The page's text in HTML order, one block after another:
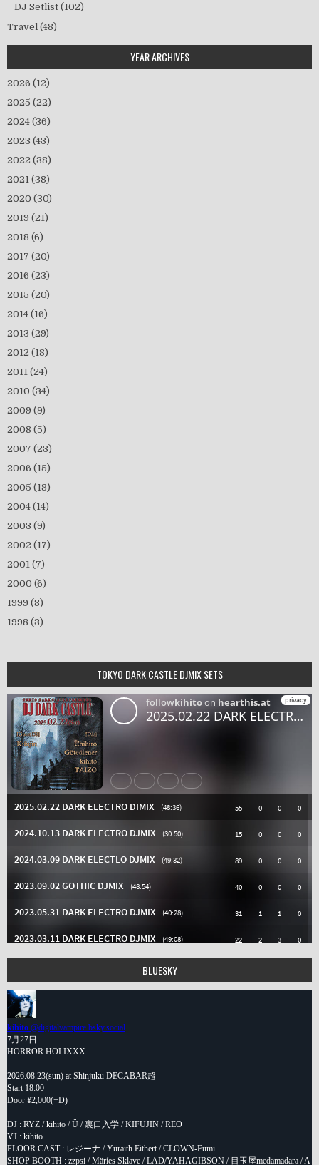
DJ Setlist (102)
Travel (48)
YEAR ARCHIVES
2026 (12)
2025 (22)
2024 (36)
2023 (43)
2022 (38)
2021 (38)
2020 (30)
2019 (21)
2018 (6)
2017 (20)
2016 (23)
2015 (20)
2014 (16)
2013 (29)
2012 (18)
2011 (24)
2010 (34)
2009 (9)
2008 (5)
2007 (23)
2006 (15)
2005 (18)
2004 (14)
2003 (9)
2002 (17)
2001 (7)
2000 (6)
1999 (8)
1998 (3)
TOKYO DARK CASTLE DJMIX SETS
BLUESKY